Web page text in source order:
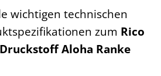
wichtigen technischen
zum Rico
Aloha Ranke